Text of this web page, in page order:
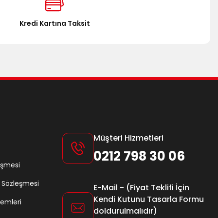
Kredi Kartına Taksit
Müşteri Hizmetleri
0212 798 30 06
E-Mail - (Fiyat Teklifi İçin
Kendi Kutunu Tasarla Formu
doldurulmalıdır)